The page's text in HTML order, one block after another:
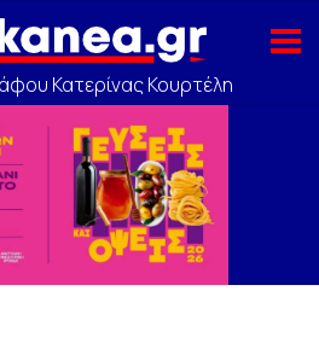
Κατερίνας Κουρτέλη